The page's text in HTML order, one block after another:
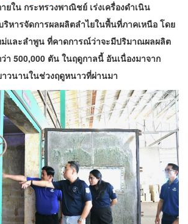
ยใน กระทรวงพาณิชย์ เร่งเครื่องดำเนิน
ริหารจัดการผลผลิตลำไยในพื้นที่ภาคเหนือ โดย
ม่และลำพูน ที่คาดการณ์ว่าจะมีปริมาณผลผลิต
า 500,000 ตัน ในฤดูกาลนี้ อันเนื่องมาจาก
วนานในช่วงฤดูหนาวที่ผ่านมา